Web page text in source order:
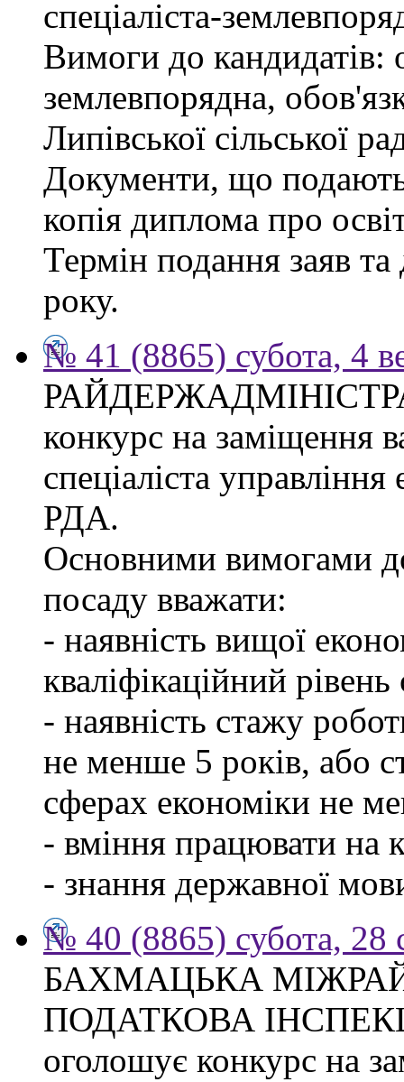
спеціаліста-
Вимоги до кандидатів:
землевпорядна,
Липівської сільської
Документи, що
копія диплома про
Термін подання заяв
року.
№ 41 (8865) субота, 4
конкурс на заміщення
спеціаліста
РДА.
Основними вимогами
посаду вважати:
- наявність вищої
кваліфікаційний рівень
- наявність стажу
не менше 5 років, або
сферах економіки не
- вміння працювати на
- знання державної
№ 40 (8865) субота, 28
БАХМАЦЬКА
ПОДАТКОВА
оголошує конкурс на